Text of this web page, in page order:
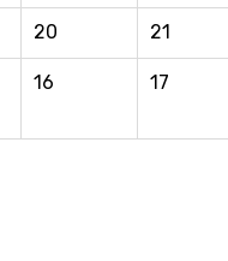
20 21
16 17